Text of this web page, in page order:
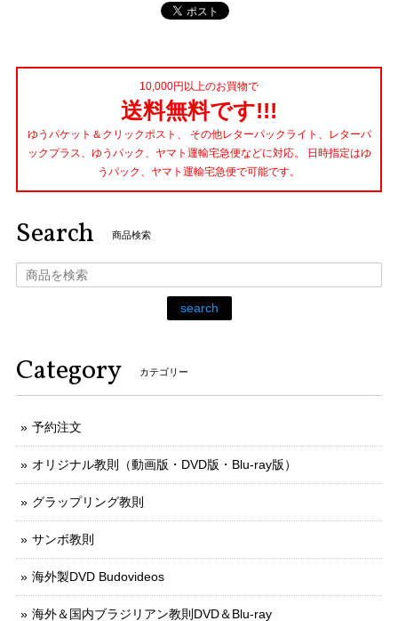
10,000円以上のお買物で
送料無料です!!!
ゆうパケット＆クリックポスト、 その他レターパックライト、レターパ
ックプラス、ゆうパック、ヤマト運輸宅急便などに対応。 日時指定はゆ
うパック、ヤマト運輸宅急便で可能です。
Search 商品検索
search
Category カテゴリー
予約注文
オリジナル教則（動画版・DVD版・Blu-ray版）
グラップリング教則
サンボ教則
海外製DVD Budovideos
海外＆国内ブラジリアン教則DVD＆Blu-ray